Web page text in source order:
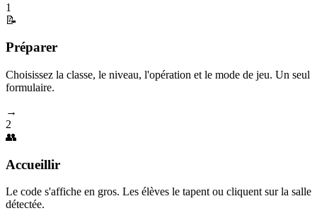
1
📝
Préparer
Choisissez la classe, le niveau, l'opération et le mode de jeu. Un seul
formulaire.
→
2
👥
Accueillir
Le code s'affiche en gros. Les élèves le tapent ou cliquent sur la salle
détectée.